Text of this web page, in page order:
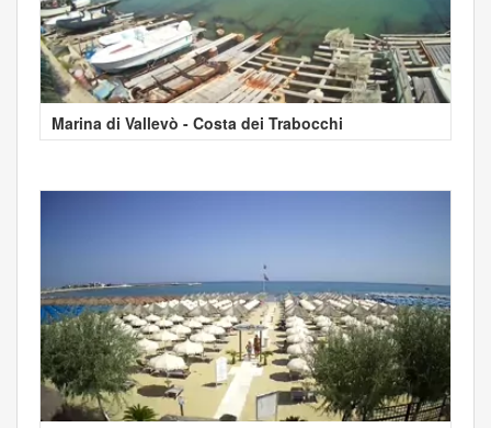
Marina di Vallevò - Costa dei Trabocchi